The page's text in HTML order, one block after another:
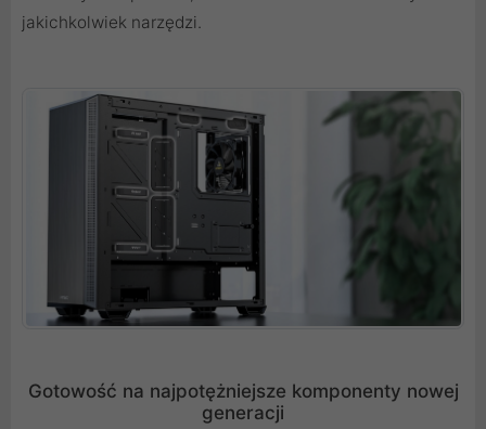
jakichkolwiek narzędzi.
Gotowość na najpotężniejsze komponenty nowej
generacji